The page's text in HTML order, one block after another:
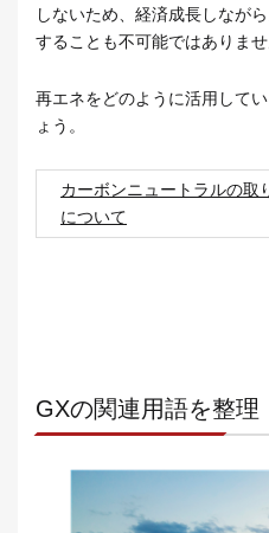
しないため、経済成長しなが
することも不可能ではありませ
再エネをどのように活用して
ょう。
カーボンニュートラルの取
について
GXの関連用語を整理